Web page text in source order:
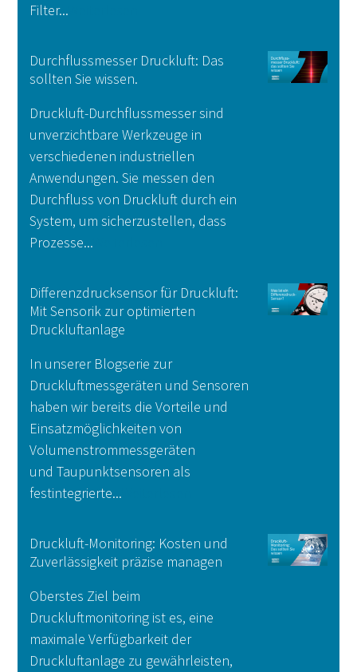
Filter...Weiterlesen
Durchflussmesser Druckluft: Das
sollten Sie wissen.
Druckluft-Durchflussmesser sind
unverzichtbare Werkzeuge in
verschiedenen industriellen
Anwendungen. Sie messen den
Durchfluss von Druckluft durch ein
System, um sicherzustellen, dass
Prozesse...Weiterlesen
Differenzdrucksensor für Druckluft:
Mit Sensorik zur optimierten
Druckluftanlage
In unserer Blogserie zur
Druckluftmessgeräten und Sensoren
haben wir bereits die Vorteile und
Einsatzmöglichkeiten von
Volumenstrommessgeräten
und Taupunktsensoren als
festintegrierte...Weiterlesen
Druckluft-Monitoring: Kosten und
Zuverlässigkeit präzise managen
Oberstes Ziel beim
Druckluftmonitoring ist es, eine
maximale Verfügbarkeit der
Druckluftanlage zu gewährleisten,